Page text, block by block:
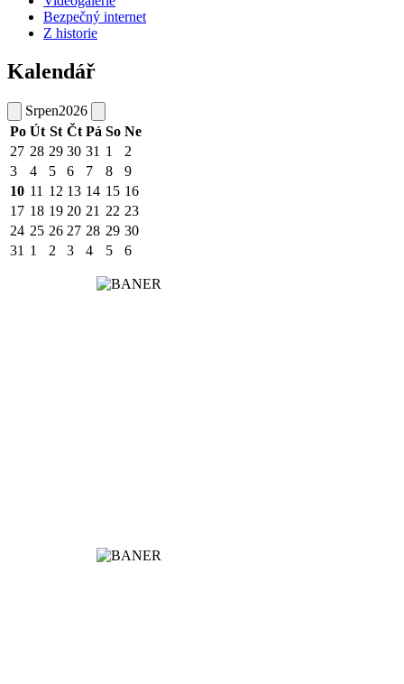
Bezpečný internet
Z historie
Kalendář
Srpen2026
Po Út St Čt Pá So Ne
27 28 29 30 31 1
2
3
4 5 6 7 8
9
10 11 12 13 14 15 16
17 18 19 20 21 22 23
24 25 26 27 28 29 30
31 1 2 3 4 5 6